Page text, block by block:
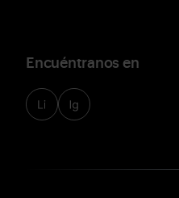
Encuéntranos en